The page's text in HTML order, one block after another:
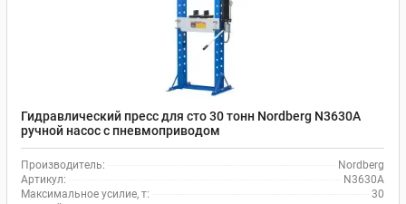
Гидравлический пресс для сто 30 тонн Nordberg N3630А
ручной насос с пневмоприводом
Производитель:
Nordberg
Артикул:
N3630А
Максимальное усилие, т:
30